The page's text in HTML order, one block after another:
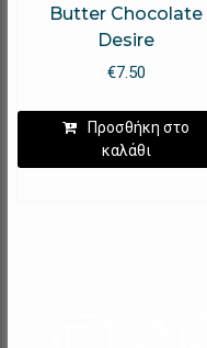
Butter Chocolate
Desire
€7.50
Προσθήκη στο
καλάθι